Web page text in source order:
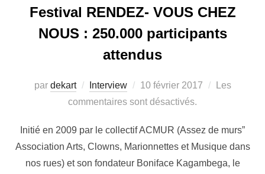
Festival RENDEZ- VOUS CHEZ
NOUS : 250.000 participants
attendus
par dekart Interview 10 février 2017
Les
commentaires sont désactivés.
Initié en 2009 par le collectif ACMUR (Assez de murs”
Association Arts, Clowns, Marionnettes et Musique dans
nos rues) et son fondateur Boniface Kagambega, le